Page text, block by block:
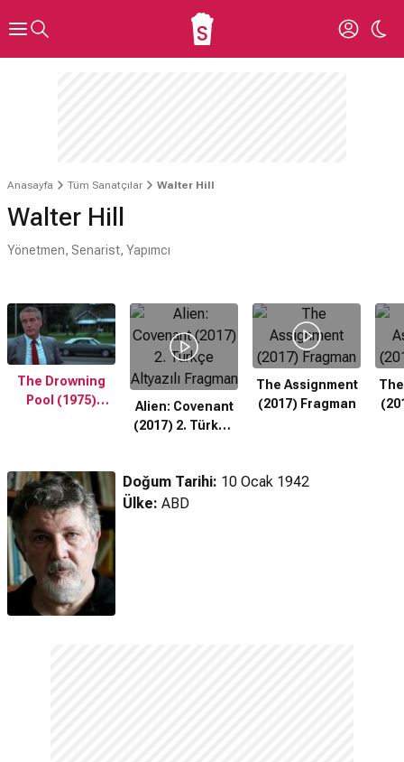
Anasayfa Tüm Sanatçılar Walter Hill
Walter Hill
Yönetmen, Senarist, Yapımcı
The Drowning
Pool (1975)
Alien: Covenant
(2017) 2. Türkçe
The Assignment
(2017) Fragman
Doğum Tarihi: 10 Ocak 1942
Ülke: ABD